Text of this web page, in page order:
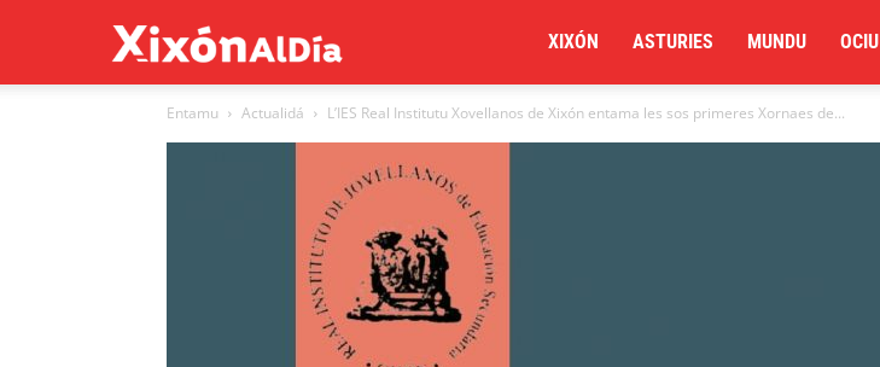
al
día
XIXÓN ASTURIES MUNDU OCIU
Entamu Actualidá L’IES Real Institutu Xovellanos de Xixón entama les sos primeres Xornaes de...